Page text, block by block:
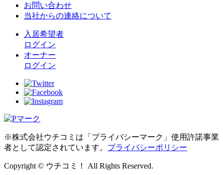
お問い合わせ
当社からの連絡について
入居希望者
ログイン
オーナー
ログイン
※株式会社ウチコミは「プライバシーマーク」使用許諾事業
者として認定されています。 プライバシーポリシー
Copyright © ウチコミ！ All Rights Reserved.